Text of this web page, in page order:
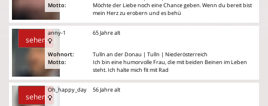
Motto:
Möchte der Liebe noch eine Chance geben. Wenn du bereit bist
mein Herz zu erobern und es behü
sehen
anny-1
Wohnort:
Motto:
65 Jahre alt
Tulln an der Donau | Tulln | Niederösterreich
Ich bin eine humorvolle Frau, die mit beiden Beinen im Leben
steht. Ich halte mich fit mit Rad
sehen
Oh_happy_day 56 Jahre alt